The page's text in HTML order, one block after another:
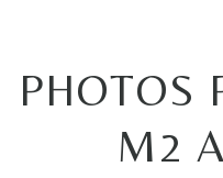
PHOTOS
M2